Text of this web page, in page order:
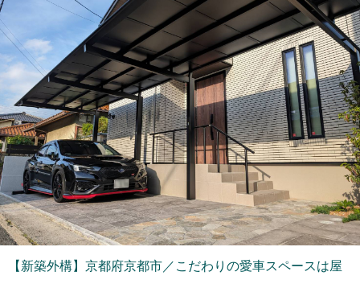
【新築外構】京都府京都市／こだわりの愛車スペースは屋